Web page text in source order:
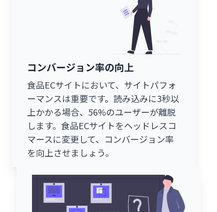
コンバージョン率の向上
食品ECサイトにおいて、サイトパフォ
ーマンスは重要です。読み込みに3秒以
上かかる場合、56%のユーザーが離脱
します。食品ECサイトをヘッドレスコ
マースに変更して、コンバージョン率
を向上させましょう。